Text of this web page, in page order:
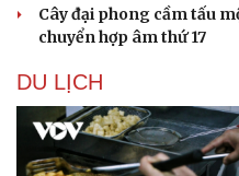
Cây đại phong cầm tấu
chuyển hợp âm thứ 17
DU LỊCH